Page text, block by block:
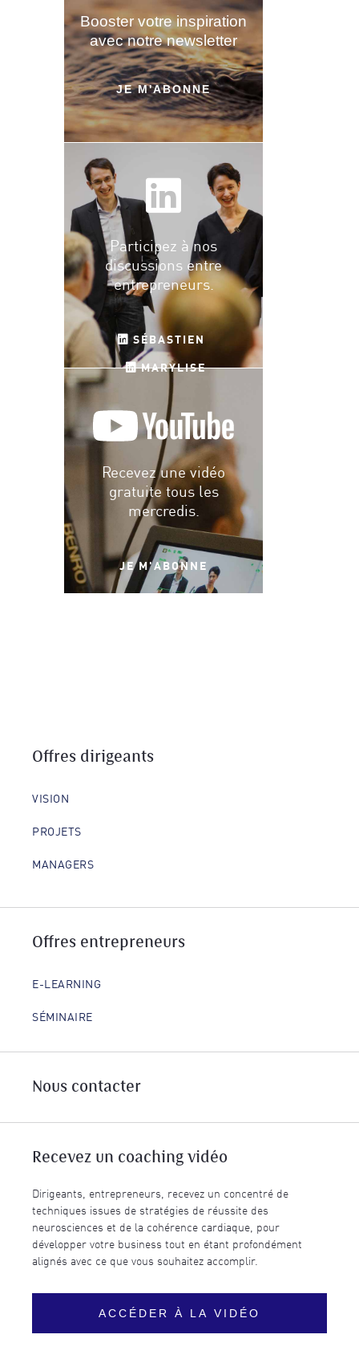
Booster votre inspiration
avec notre newsletter
JE M'ABONNE
Participez à nos
discussions entre
entrepreneurs.
SÉBASTIEN
MARYLISE
Recevez une vidéo
gratuite tous les
mercredis.
JE M'ABONNE
Offres dirigeants
VISION
PROJETS
MANAGERS
Offres entrepreneurs
E-LEARNING
SÉMINAIRE
Nous contacter
Recevez un coaching vidéo
Dirigeants, entrepreneurs, recevez un concentré de
techniques issues de stratégies de réussite des
neurosciences et de la cohérence cardiaque, pour
développer votre business tout en étant profondément
alignés avec ce que vous souhaitez accomplir.
ACCÉDER À LA VIDÉO